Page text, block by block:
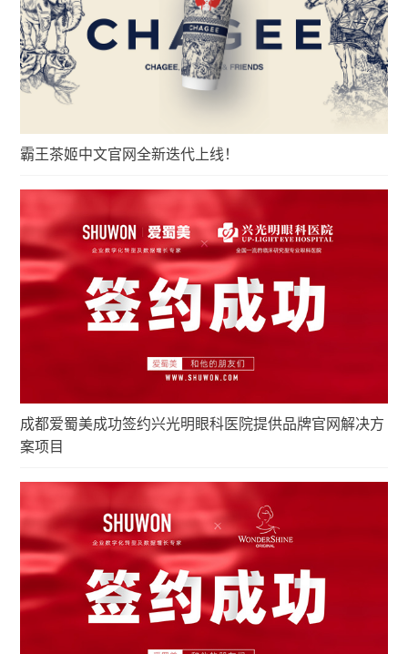
霸王茶姬中文官网全新迭代上线！
成都爱蜀美成功签约兴光明眼科医院提供品牌官网解决方
案项目